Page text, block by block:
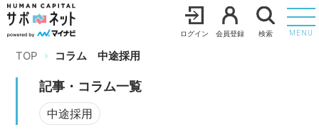
ログイン 会員登録 検索 MENU
TOP コラム中途採用
記事・コラム一覧
中途採用